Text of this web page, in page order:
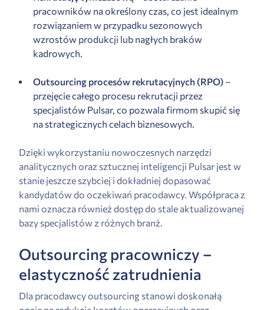
pracowników na określony czas, co jest idealnym
rozwiązaniem w przypadku sezonowych
wzrostów produkcji lub nagłych braków
kadrowych.
Outsourcing procesów rekrutacyjnych (RPO) –
przejęcie całego procesu rekrutacji przez
specjalistów Pulsar, co pozwala firmom skupić się
na strategicznych celach biznesowych.
Dzięki wykorzystaniu nowoczesnych narzędzi
analitycznych oraz sztucznej inteligencji Pulsar jest w
stanie jeszcze szybciej i dokładniej dopasować
kandydatów do oczekiwań pracodawcy. Współpraca z
nami oznacza również dostęp do stale aktualizowanej
bazy specjalistów z różnych branż.
Outsourcing pracowniczy –
elastyczność zatrudnienia
Dla pracodawcy outsourcing stanowi doskonałą